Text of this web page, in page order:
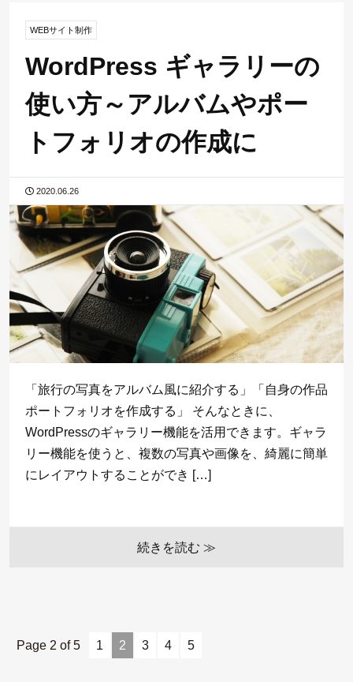
WEBサイト制作
WordPress ギャラリーの
使い方～アルバムやポー
トフォリオの作成に
2020.06.26
「旅行の写真をアルバム風に紹介する」「自身の作品
ポートフォリオを作成する」 そんなときに、
WordPressのギャラリー機能を活用できます。ギャラ
リー機能を使うと、複数の写真や画像を、綺麗に簡単
にレイアウトすることができ […]
続きを読む ≫
Page 2 of 5 1 2 3 4 5